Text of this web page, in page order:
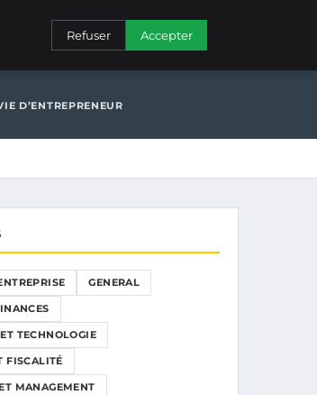
D’ENTREPRENEUR
GENERAL
TECHNOLOGIE
FISCALITÉ
MANAGEMENT
Refuser Accepter